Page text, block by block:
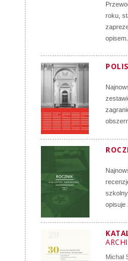
roku,
opisuje
Michał